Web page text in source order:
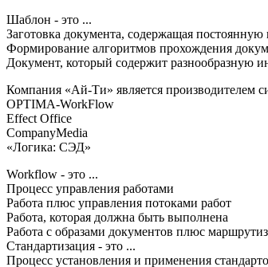
Шаблон - это ...
Заготовка документа, содержащая
Формирование алгоритмов прохождения
Документ, который содержит разнообразную
Компания «Ай-Ти» является производителем
OPTIMA-WorkFlow
Effect Office
CompanyMedia
«Логика: СЭД»
Workflow - это ...
Процесс управления работами
Работа плюс управления потоками работ
Работа, которая должна быть выполнена
Работа с образами документов плюс
Стандартизация - это ...
Процесс установления и применения